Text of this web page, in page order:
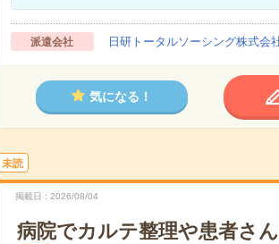
派遣会社 日研トータルソーシング株式
気になる！
未読
掲載日 2026/08/04
病院でカルテ整理や患者さ